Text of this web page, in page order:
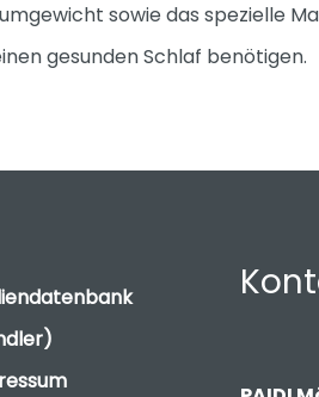
sowie das spezielle
gesunden Schlaf benötigen.